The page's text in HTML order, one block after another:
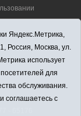
ул.
- 65176
Яндекс.Метрика,
Россия, Москва, ул.
использует
для
обслуживания.
соглашаетесь с